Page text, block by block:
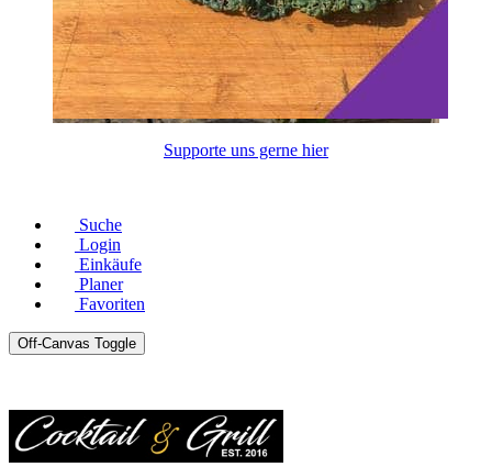
Supporte uns gerne hier
Suche
Login
Einkäufe
Planer
Favoriten
Off-Canvas Toggle